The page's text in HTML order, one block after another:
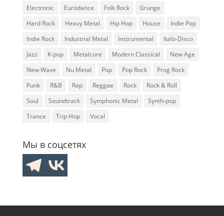
Electronic
Eurodance Folk Rock
Grunge
Hard Rock
Heavy Metal Hip Hop House
Indie Pop
Indie Rock
Industrial Metal Instrumental
Italo-Disco
Jazz
K-pop Metalcore Modern Classical
New Age
New Wave
Nu Metal Pop Pop Rock
Prog Rock
Punk
R&B Rap Reggae Rock
Rock & Roll
Soul
Soundtrack Symphonic Metal
Synth-pop
Trance
Trip Hop Vocal
Мы в соцсетях